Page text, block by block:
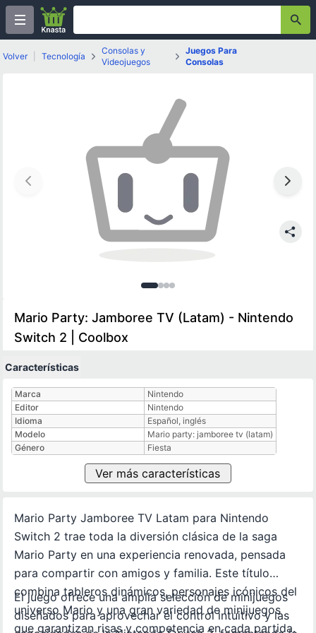
Volver Tecnología
Consolas y
Videojuegos
Juegos Para
Consolas
ImagenImagen
Imagen
Imagen
Mario Party: Jamboree TV (Latam) - Nintendo
Switch 2 | Coolbox
Características
Características técnicas
Marca
Nintendo
Editor
Nintendo
Idioma
Español, inglés
Modelo
Mario party: jamboree tv (latam)
Género
Fiesta
Ver más características
Mario Party Jamboree TV Latam para Nintendo
Switch 2 trae toda la diversión clásica de la saga
Mario Party en una experiencia renovada, pensada
para compartir con amigos y familia. Este título
combina tableros dinámicos, personajes icónicos del
universo Mario y una gran variedad de minijuegos
que garantizan risas y competencia en cada partida.
El juego ofrece una amplia selección de minijuegos
diseñados para aprovechar el control intuitivo y las